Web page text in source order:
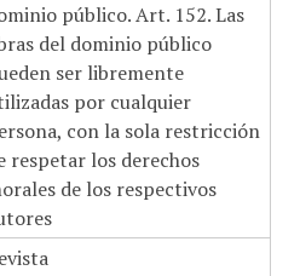
público. Art. 152. Las
del dominio público
ser libremente
por cualquier
con la sola restricción
respetar los derechos
de los respectivos